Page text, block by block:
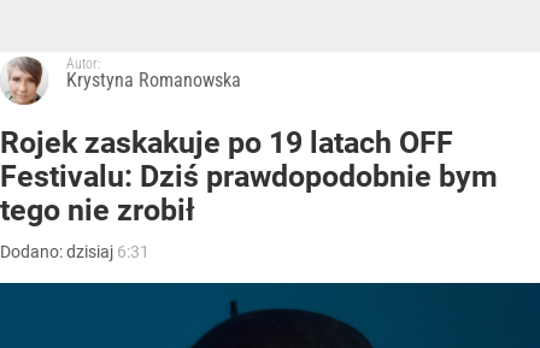
Autor:
Krystyna Romanowska
Rojek zaskakuje po 19 latach OFF
Festivalu: Dziś prawdopodobnie bym
tego nie zrobił
Dodano:dzisiaj 6:31